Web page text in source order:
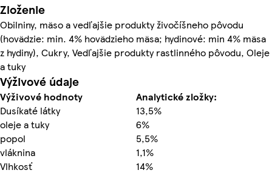
Zloženie
Obilniny, mäso a vedľajšie produkty živočíšneho pôvodu
(hovädzie: min. 4% hovädzieho mäsa; hydinové: min 4% mäsa
z hydiny), Cukry, Vedľajšie produkty rastlinného pôvodu, Oleje
a tuky
Výživové údaje
Výživové hodnoty
Analytické zložky:
Dusíkaté látky
13,5%
oleje a tuky
6%
popol
5,5%
vláknina
1,1%
Vlhkosť
14%